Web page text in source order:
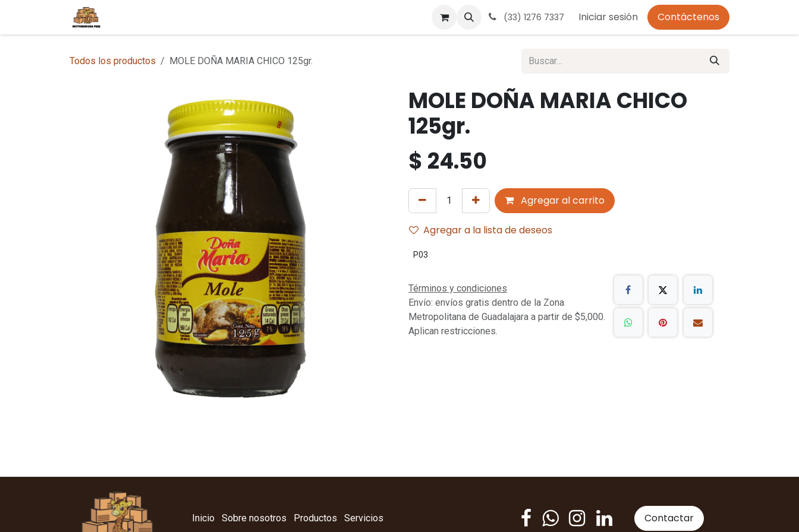
Términos y condiciones Aviso de Privacidad
(33) 1276 7337 Iniciar sesión Contáctenos
Todos los productos MOLE DOÑA MARIA CHICO 125gr.
MOLE DOÑA MARIA CHICO
125gr.
$ 24.50
Agregar al carrito
Agregar a la lista de deseos
P03
Términos y condiciones
Envío: envíos gratis dentro de la Zona
Metropolitana de Guadalajara a partir de $5,000.
Aplican restricciones.
Inicio Sobre nosotros Productos Servicios Contactar